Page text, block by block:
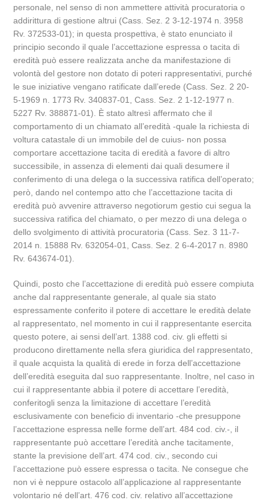
personale, nel senso di non ammettere attività procuratoria o
addirittura di gestione altrui (Cass. Sez. 2 3-12-1974 n. 3958
Rv. 372533-01); in questa prospettiva, è stato enunciato il
principio secondo il quale l’accettazione espressa o tacita di
eredità può essere realizzata anche da manifestazione di
volontà del gestore non dotato di poteri rappresentativi, purché
le sue iniziative vengano ratificate dall’erede (Cass. Sez. 2 20-
5-1969 n. 1773 Rv. 340837-01, Cass. Sez. 2 1-12-1977 n.
5227 Rv. 388871-01). È stato altresì affermato che il
comportamento di un chiamato all’eredità -quale la richiesta di
voltura catastale di un immobile del de cuius- non possa
comportare accettazione tacita di eredità a favore di altro
successibile, in assenza di elementi dai quali desumere il
conferimento di una delega o la successiva ratifica dell’operato;
però, dando nel contempo atto che l’accettazione tacita di
eredità può avvenire attraverso negotiorum gestio cui segua la
successiva ratifica del chiamato, o per mezzo di una delega o
dello svolgimento di attività procuratoria (Cass. Sez. 3 11-7-
2014 n. 15888 Rv. 632054-01, Cass. Sez. 2 6-4-2017 n. 8980
Rv. 643674-01).
Quindi, posto che l’accettazione di eredità può essere compiuta
anche dal rappresentante generale, al quale sia stato
espressamente conferito il potere di accettare le eredità delate
al rappresentato, nel momento in cui il rappresentante esercita
questo potere, ai sensi dell’art. 1388 cod. civ. gli effetti si
producono direttamente nella sfera giuridica del rappresentato,
il quale acquista la qualità di erede in forza dell’accettazione
dell’eredità eseguita dal suo rappresentante. Inoltre, nel caso in
cui il rappresentante abbia il potere di accettare l’eredità,
conferitogli senza la limitazione di accettare l’eredità
esclusivamente con beneficio di inventario -che presuppone
l’accettazione espressa nelle forme dell’art. 484 cod. civ.-, il
rappresentante può accettare l’eredità anche tacitamente,
stante la previsione dell’art. 474 cod. civ., secondo cui
l’accettazione può essere espressa o tacita. Ne consegue che
non vi è neppure ostacolo all’applicazione al rappresentante
volontario né dell’art. 476 cod. civ. relativo all’accettazione